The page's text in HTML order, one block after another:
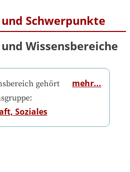
Schwerpunkte
Wissensbereiche
gehört
Soziales
mehr...